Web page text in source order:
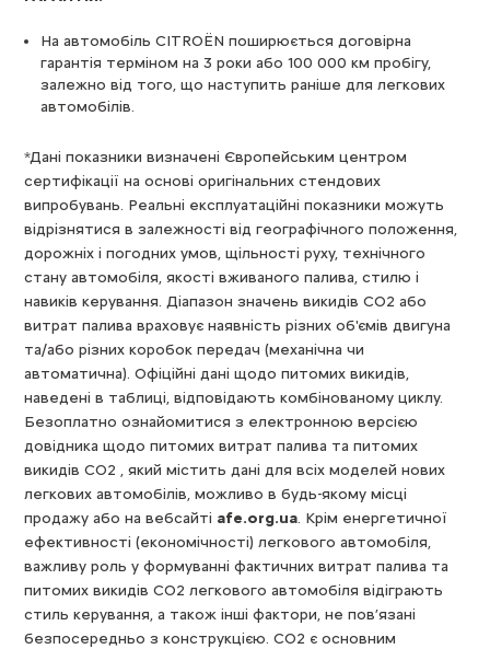
На автомобіль CITROЁN поширюється договірна
гарантія терміном на 3 роки або 100 000 км пробігу,
залежно від того, що наступить раніше для легкових
автомобілів.
*Дані показники визначені Європейським центром
сертифікації на основі оригінальних стендових
випробувань. Реальні експлуатаційні показники можуть
відрізнятися в залежності від географічного положення,
дорожніх і погодних умов, щільності руху, технічного
стану автомобіля, якості вживаного палива, стилю і
навиків керування. Діапазон значень викидів СО2 або
витрат палива враховує наявність різних об'ємів двигуна
та/або різних коробок передач (механічна чи
автоматична). Офіційні дані щодо питомих викидів,
наведені в таблиці, відповідають комбінованому циклу.
Безоплатно ознайомитися з електронною версією
довідника щодо питомих витрат палива та питомих
викидів CO2 , який містить дані для всіх моделей нових
легкових автомобілів, можливо в будь-якому місці
продажу або на вебсайті afe.org.ua. Крім енергетичної
ефективності (економічності) легкового автомобіля,
важливу роль у формуванні фактичних витрат палива та
питомих викидів CO2 легкового автомобіля відіграють
стиль керування, а також інші фактори, не пов’язані
безпосередньо з конструкцією. CO2 є основним